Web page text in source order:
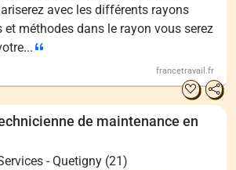
avec les différents rayons
et méthodes dans le rayon vous serez
francetravail.fr
de maintenance en
- Quetigny (21)